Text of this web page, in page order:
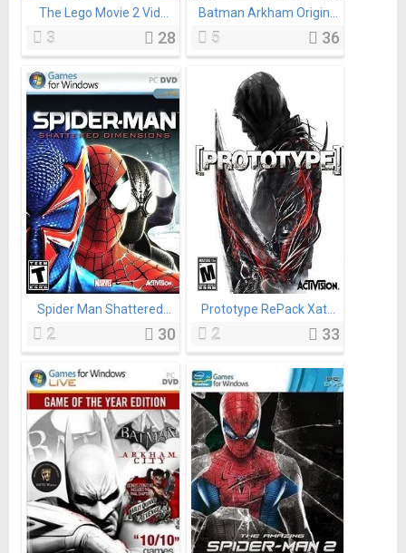
The Lego Movie 2 Vid...
3 28
Batman Arkham Origin...
5 36
Spider Man Shattered...
2 30
Prototype RePack Xat...
2 33